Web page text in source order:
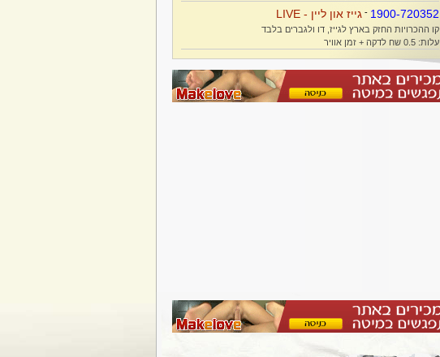
1900-720352
- גייז און ליין - LIVE
קו ההכרויות החזק בארץ לגייז, דו ולגברים בלבד
עלות: 0.5 שח לדקה + זמן אוויר